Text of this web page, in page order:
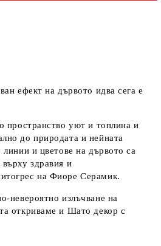
ефект на дървото идва сега е
пространство уют и топлина и
до природата и нейната
линии и цветове на дървото са
здравия и
на Фиоре Серамик.
невероятно излъчване на
откриваме и Шато декор с